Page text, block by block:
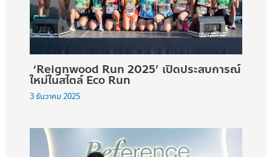
‘Reignwood Run 2025’ เปิดประสบการณ์
ใหม่ในสไตล์ Eco Run
3 ธันวาคม 2025